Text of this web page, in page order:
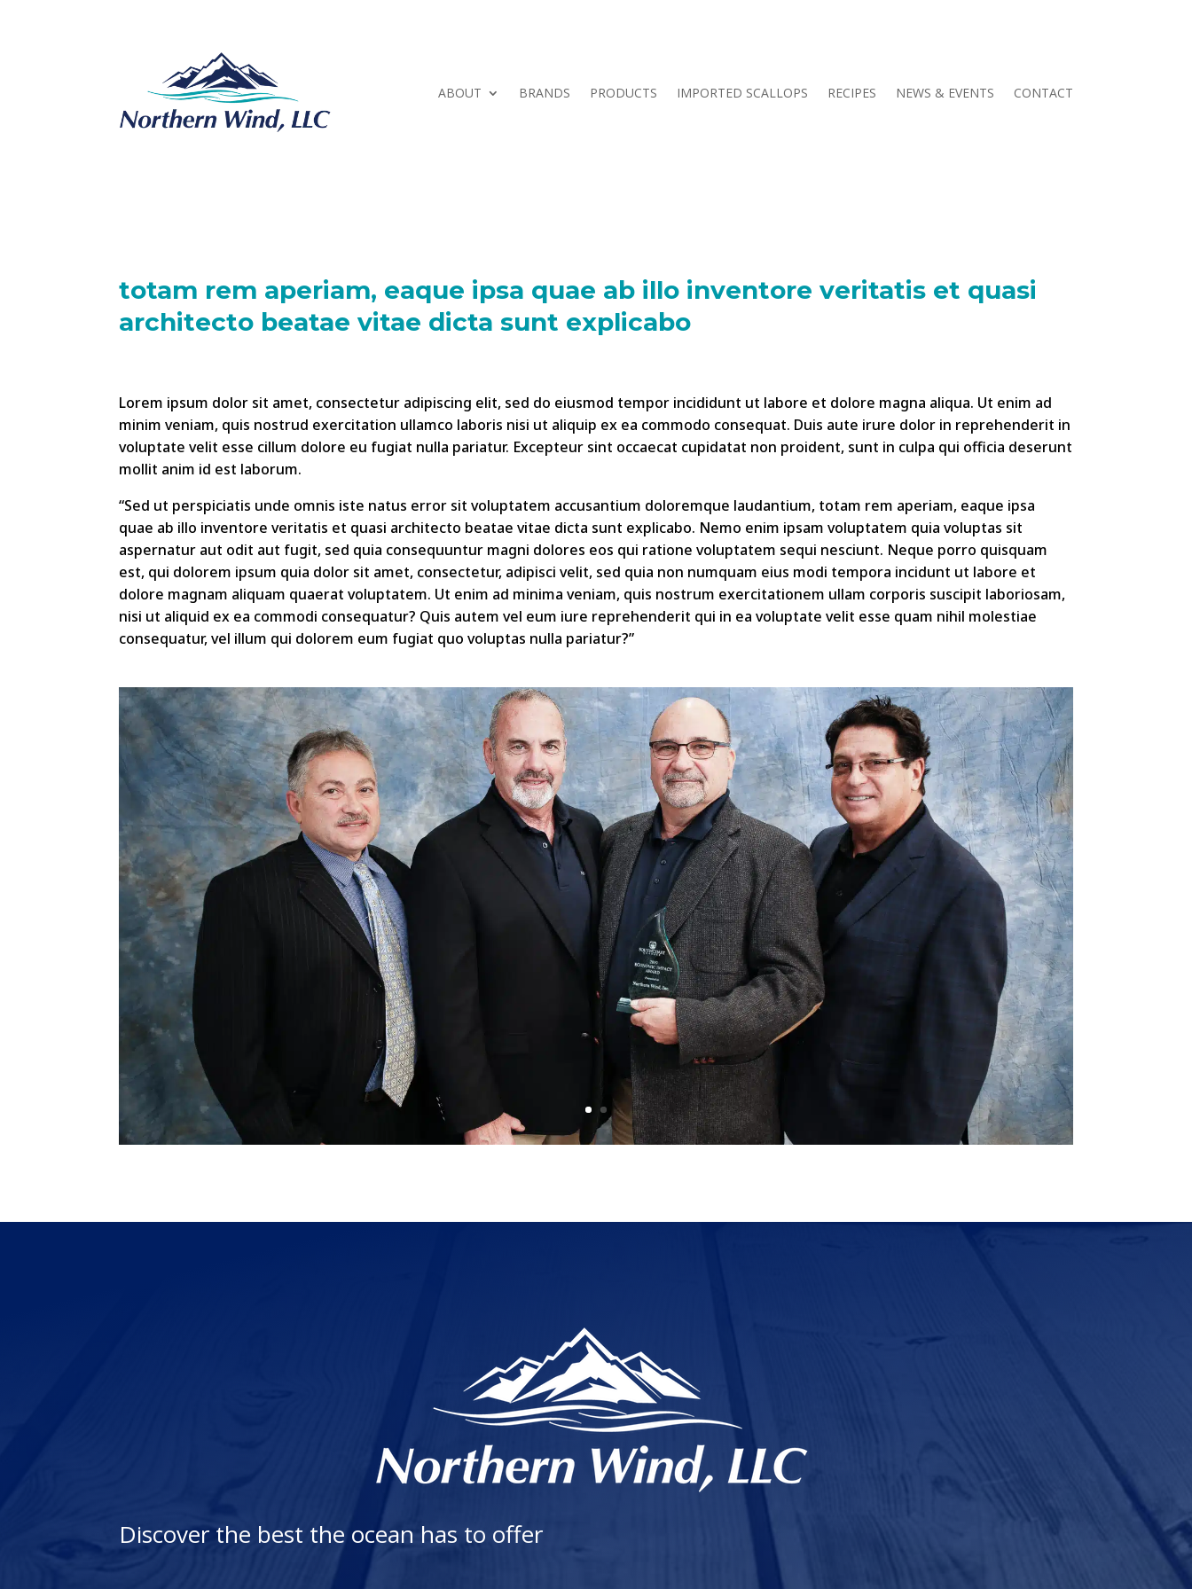
ABOUT BRANDS PRODUCTS IMPORTED SCALLOPS RECIPES NEWS & EVENTS CONTACT
totam rem aperiam, eaque ipsa quae ab illo inventore veritatis et quasi
architecto beatae vitae dicta sunt explicabo
Lorem ipsum dolor sit amet, consectetur adipiscing elit, sed do eiusmod tempor incididunt ut labore et dolore magna aliqua. Ut enim ad
minim veniam, quis nostrud exercitation ullamco laboris nisi ut aliquip ex ea commodo consequat. Duis aute irure dolor in reprehenderit in
voluptate velit esse cillum dolore eu fugiat nulla pariatur. Excepteur sint occaecat cupidatat non proident, sunt in culpa qui officia deserunt
mollit anim id est laborum.
“Sed ut perspiciatis unde omnis iste natus error sit voluptatem accusantium doloremque laudantium, totam rem aperiam, eaque ipsa
quae ab illo inventore veritatis et quasi architecto beatae vitae dicta sunt explicabo. Nemo enim ipsam voluptatem quia voluptas sit
aspernatur aut odit aut fugit, sed quia consequuntur magni dolores eos qui ratione voluptatem sequi nesciunt. Neque porro quisquam
est, qui dolorem ipsum quia dolor sit amet, consectetur, adipisci velit, sed quia non numquam eius modi tempora incidunt ut labore et
dolore magnam aliquam quaerat voluptatem. Ut enim ad minima veniam, quis nostrum exercitationem ullam corporis suscipit laboriosam,
nisi ut aliquid ex ea commodi consequatur? Quis autem vel eum iure reprehenderit qui in ea voluptate velit esse quam nihil molestiae
consequatur, vel illum qui dolorem eum fugiat quo voluptas nulla pariatur?”
Discover the best the ocean has to offer